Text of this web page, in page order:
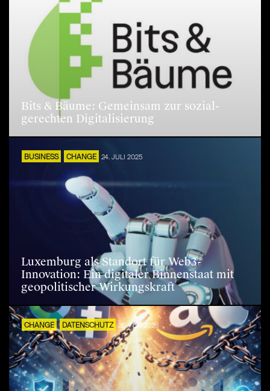
Bits & Bäume: Gemeinsam zur sozial-
gerechten Digitalisierung
BUSINESS CHANGE 24. JULI 2025
Luxemburg als Standort für Web3-
Innovation: Ein digitaler Binnenstaat mit
geopolitischer Wirkungskraft
CHANGE DATENSCHUTZ 25. FEB. 2026